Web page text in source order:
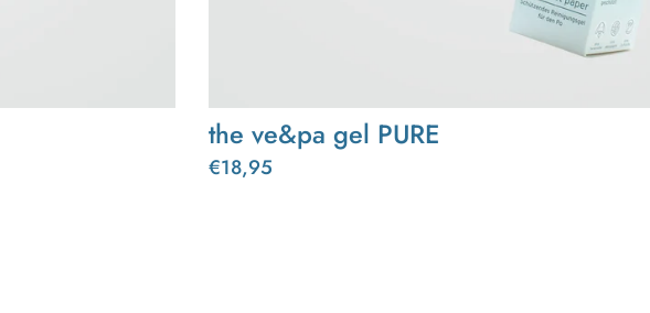
the ve&pa gel PURE
€18,95